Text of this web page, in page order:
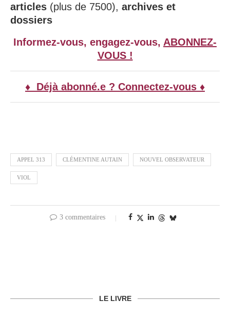
articles (plus de 7500), archives et
dossiers
Informez-vous, engagez-vous, ABONNEZ-
VOUS !
♦ Déjà abonné.e ? Connectez-vous ♦
APPEL 313 CLÉMENTINE AUTAIN NOUVEL OBSERVATEUR
VIOL
3 commentaires
LE LIVRE